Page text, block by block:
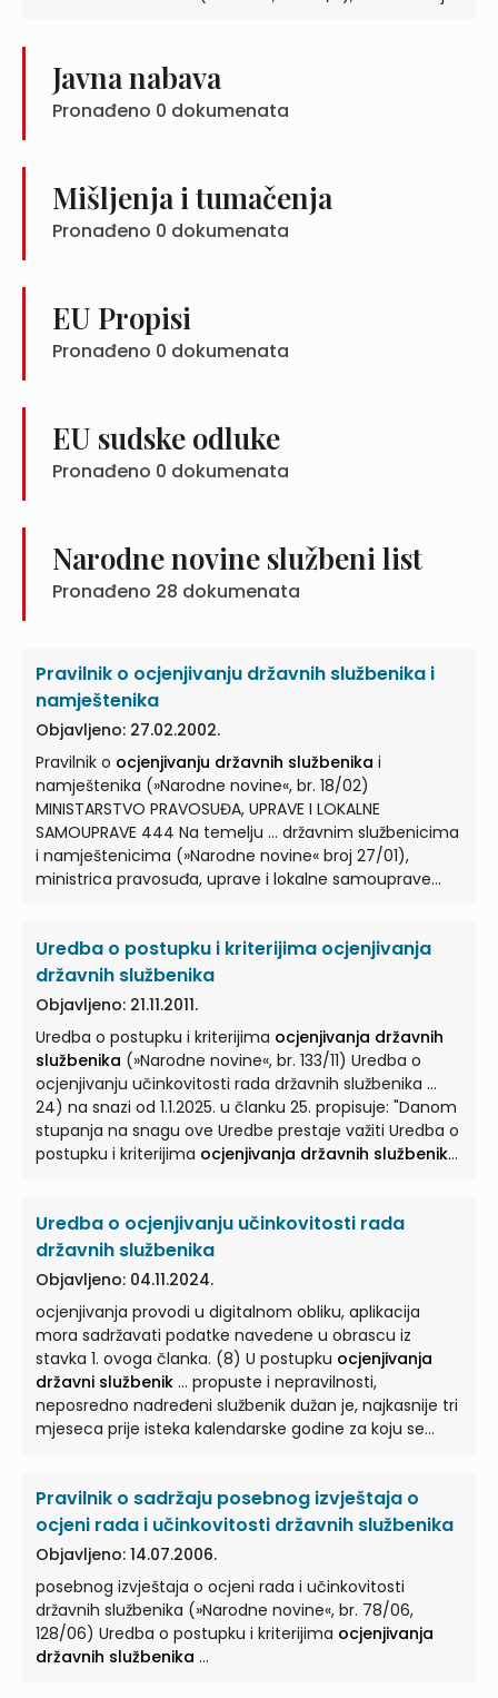
Javna nabava
Pronađeno 0 dokumenata
Mišljenja i tumačenja
Pronađeno 0 dokumenata
EU Propisi
Pronađeno 0 dokumenata
EU sudske odluke
Pronađeno 0 dokumenata
Narodne novine službeni list
Pronađeno 28 dokumenata
Pravilnik o ocjenjivanju državnih službenika i
namještenika
Objavljeno: 27.02.2002.
Pravilnik o ocjenjivanju državnih službenika i
namještenika (»Narodne novine«, br. 18/02)
MINISTARSTVO PRAVOSUĐA, UPRAVE I LOKALNE
SAMOUPRAVE 444 Na temelju ... državnim službenicima
i namještenicima (»Narodne novine« broj 27/01),
ministrica pravosuđa, uprave i lokalne samouprave
ocjenjivanje državnih službenikai namještenika i
OCJENJIVANJE DRŽAVNIH SLUŽBENIKA
Uredba o postupku i kriterijima ocjenjivanja
državnih službenika
Objavljeno: 21.11.2011.
Uredba o postupku i kriterijima ocjenjivanja državnih
službenika (»Narodne novine«, br. 133/11) Uredba o
ocjenjivanju učinkovitosti rada državnih službenika ...
24) na snazi od 1.1.2025. u članku 25. propisuje: "Danom
stupanja na snagu ove Uredbe prestaje važiti Uredba o
postupku i kriterijima ocjenjivanja državnih službenika
UREDBU O POSTUPKU I KRITERIJIMAOCJENJIVANJA
DRŽAVNIH SLUŽBENIKA... Ovom Uredbom utvrđuju se
postupak i kriterijiocjenjivanja državnih službenika
sadržaj obrasca o ocjenjivanju. Rodna neutralnost
izraza Članak 2. ... proglašen odgovornim za povredu
radne dužnosti. (4) Na postupak ocjenjivanja
namještenika odgovarajuće se primjenjuju odredbe
ove Uredbe oocjenjivanju državnih službenika
Uredba o ocjenjivanju učinkovitosti rada
državnih službenika
Objavljeno: 04.11.2024.
ocjenjivanja provodi u digitalnom obliku, aplikacija
mora sadržavati podatke navedene u obrascu iz
stavka 1. ovoga članka. (8) U postupku ocjenjivanja
državni službenik ... propuste i nepravilnosti,
neposredno nadređeni službenik dužan je, najkasnije tri
mjeseca prije isteka kalendarske godine za koju se
tijela koje ga je imenovalo na dužnost odnosno osoba
koju on za to ovlasti. (6) Naocjenjivanje državnog
službenika... kriteriji ocjenjivanja namještenika Članak
23. (1) Na ocjenjivanje učinkovitosti rada namještenika
odgovarajuće se primjenjuju kriteriji zaocjenjivanje
državnih službenika... Danom stupanja na snagu ove
Uredbe prestaje važiti Uredba o postupku i kriterijima
ocjenjivanja državnih službenika
Pravilnik o sadržaju posebnog izvještaja o
ocjeni rada i učinkovitosti državnih službenika
Objavljeno: 14.07.2006.
posebnog izvještaja o ocjeni rada i učinkovitosti
državnih službenika (»Narodne novine«, br. 78/06,
128/06) Uredba o postupku i kriterijima ocjenjivanja
državnih službenika ...